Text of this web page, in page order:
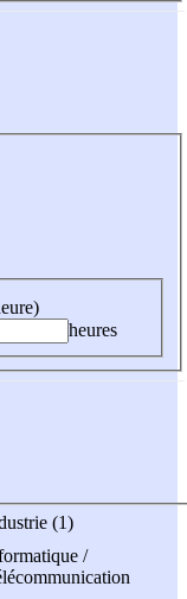
heures
(1)
/